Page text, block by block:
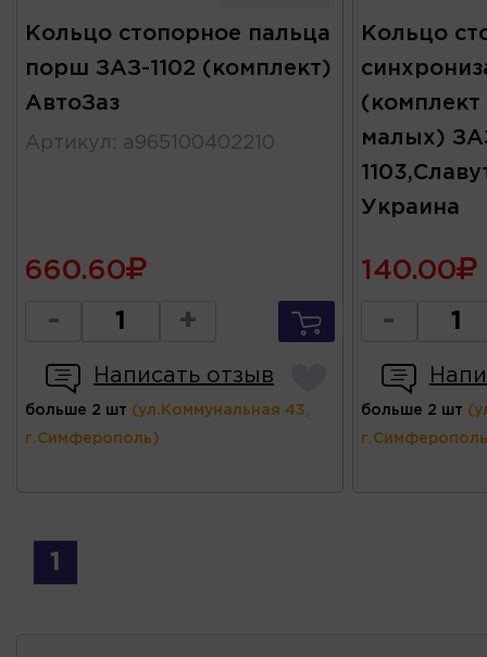
Кольцо стопорное пальца
порш ЗАЗ-1102 (комплект)
АвтоЗаз
Артикул : а965100402210
660.60
- +
Написать отзыв
больше 2 шт (ул.Коммунальная 43,
г.Симферополь)
Кольцо
(комплект
малых)
Украина
140.00
-
больше 2 шт
1